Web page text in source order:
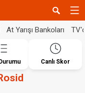
At Yarışı Bankoları
Canlı Skor